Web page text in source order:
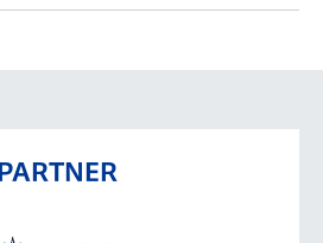
PARTNER